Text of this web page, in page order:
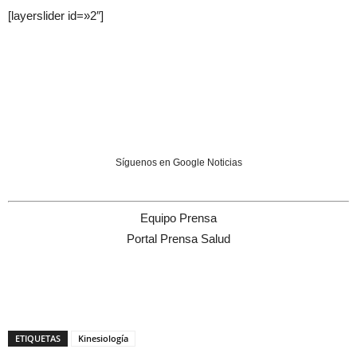
[layerslider id=»2″]
Síguenos en Google Noticias
Equipo Prensa
Portal Prensa Salud
ETIQUETAS Kinesiología